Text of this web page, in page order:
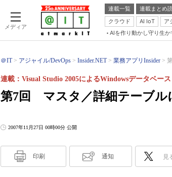
メディア
連載一覧 連載まとめ
クラウド
AI IoT ア
AIを作り動かし守り生か
＠IT アジャイル/DevOps Insider.NET 業務アプリInsider
第7回 マスタ／詳細テーブル
連載：Visual Studio 2005によるWindowsデータベー
2007年11月27日 00時00分 公開
印刷 通知 見